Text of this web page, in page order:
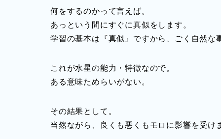
何をするのかって言えば。
あっという間にすぐに真似をします。
学習の基本は『真似』ですから、ごく自然な
これが水星の能力・特徴なので。
ある意味ためらいがない。
その結果として。
当然ながら、良くも悪くもモロに影響を受け